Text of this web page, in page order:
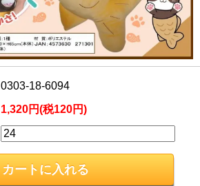
0303-18-6094
1,320円(税120円)